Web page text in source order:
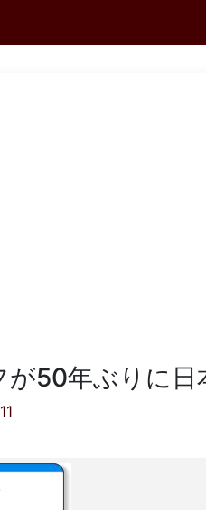
が50年ぶりに